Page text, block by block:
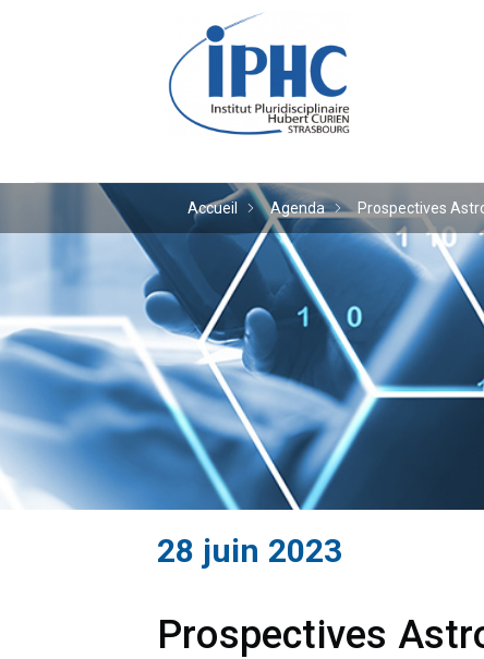
Institut
Accueil Agenda Prospectives
28 juin 2023
Prospectives